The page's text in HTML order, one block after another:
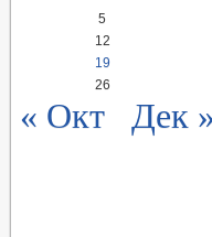
5
12
19
26
« Окт Дек